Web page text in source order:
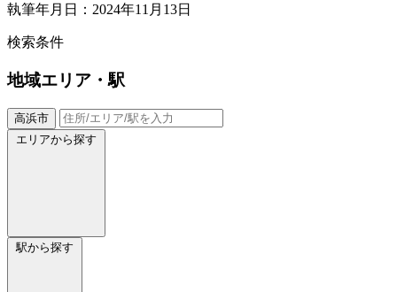
執筆年月日：2024年11月13日
検索条件
地域エリア・駅
高浜市
エリアから探す
駅から探す